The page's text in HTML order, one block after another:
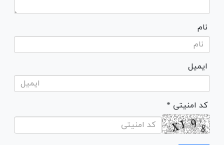
نام
ایمیل
* کد امنیتی